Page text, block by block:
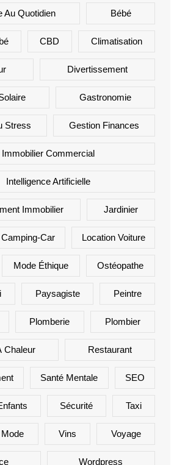
Au Quotidien Bébé
CBD Climatisation
Divertissement
Gastronomie
Stress Gestion Finances
Immobilier Commercial
Intelligence Artificielle
Immobilier Jardinier
Car Location Voiture
Mode Éthique Ostéopathe
Paysagiste Peintre
Plomberie Plombier
Chaleur Restaurant
Santé Mentale SEO
Sécurité Taxi
Vins Voyage
Wordpress